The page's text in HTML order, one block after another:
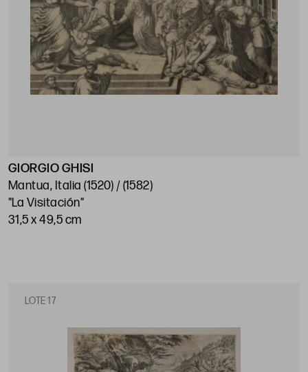
GIORGIO GHISI
Mantua, Italia (1520) / (1582)
"La Visitación"
31,5 x 49,5 cm
LOTE 17